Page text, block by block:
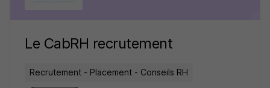
Le CabRH recrutement
Recrutement - Placement - Conseils RH